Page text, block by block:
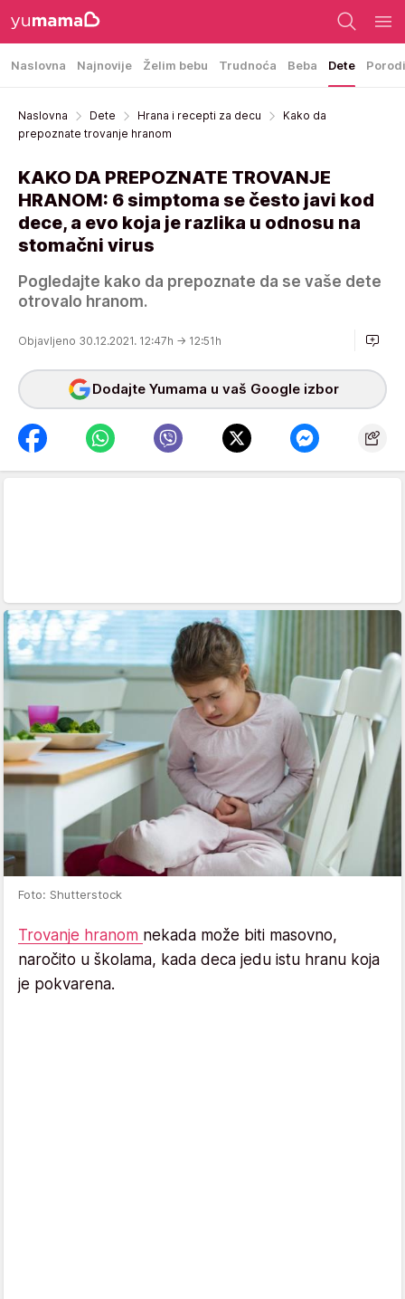
Naslovna Najnovije Želim bebu Trudnoća Beba Dete
Naslovna Dete Hrana i recepti za decu
Kako da
prepoznate trovanje hranom
KAKO DA PREPOZNATE TROVANJE
HRANOM: 6 simptoma se često javi kod
dece, a evo koja je razlika u odnosu na
stomačni virus
Pogledajte kako da prepoznate da se vaše dete
otrovalo hranom.
Objavljeno 30.12.2021. 12:47h → 12:51h
Dodajte Yumama u vaš Google izbor
Foto: Shutterstock
Trovanje hranom nekada može biti masovno,
naročito u školama, kada deca jedu istu hranu koja
je pokvarena.